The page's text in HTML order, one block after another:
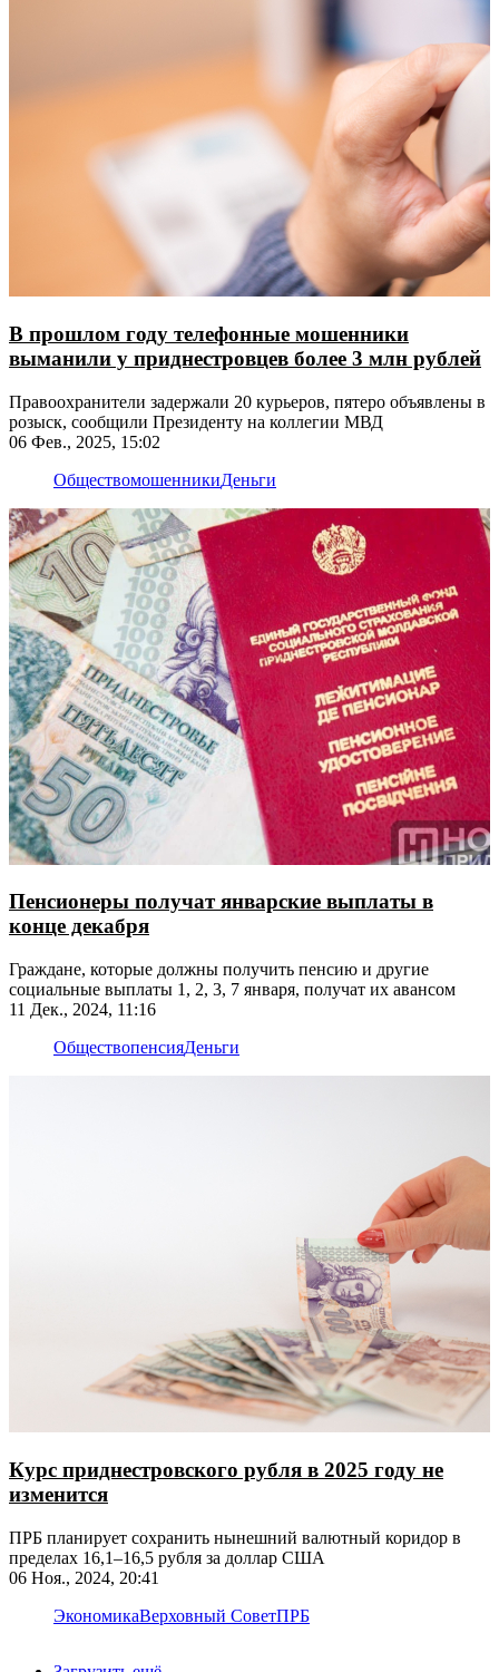
В прошлом году телефонные мошенники
выманили у приднестровцев более 3 млн рублей
Правоохранители задержали 20 курьеров, пятеро объявлены в
розыск, сообщили Президенту на коллегии МВД
06 Фев., 2025, 15:02
ОбществомошенникиДеньги
Пенсионеры получат январские выплаты в
конце декабря
Граждане, которые должны получить пенсию и другие
социальные выплаты 1, 2, 3, 7 января, получат их авансом
11 Дек., 2024, 11:16
ОбществопенсияДеньги
Курс приднестровского рубля в 2025 году не
изменится
​​​​​​​ПРБ планирует сохранить нынешний валютный коридор в
пределах 16,1–16,5 рубля за доллар США
06 Ноя., 2024, 20:41
ЭкономикаВерховный СоветПРБ